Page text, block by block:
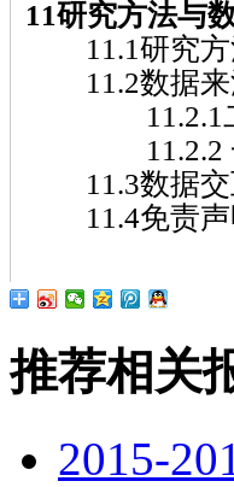
11研究方法与
11.1研究方
11.2数据来
11.2.1二
11.2.2 一
11.3数据交
11.4免责声
推荐相关
2015-